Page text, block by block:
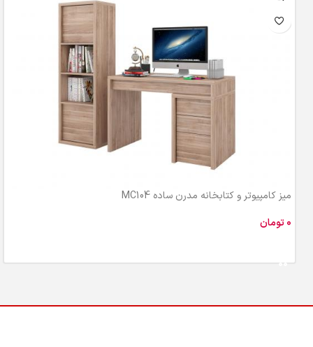
میز کامپیوتر و کتابخانه مدرن ساده MC104
تومان